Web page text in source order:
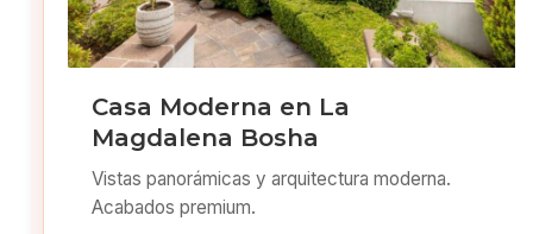
Casa Moderna en La
Magdalena Bosha
Vistas panorámicas y arquitectura moderna.
Acabados premium.